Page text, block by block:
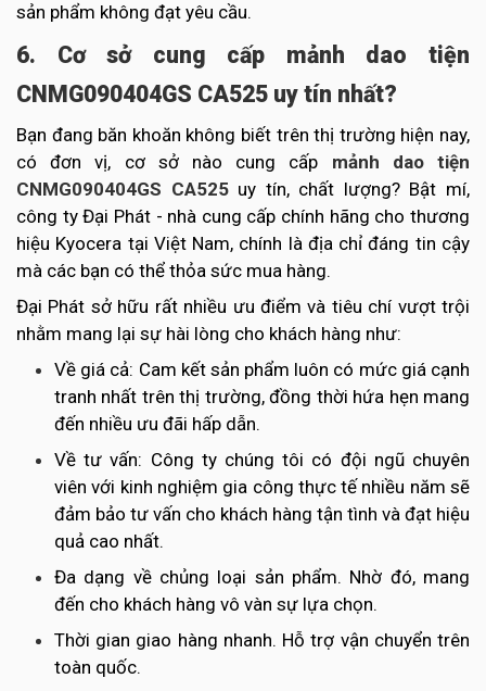
sản phẩm không đạt yêu cầu.
6. Cơ sở cung cấp mảnh dao tiện
CNMG090404GS CA525 uy tín nhất?
Bạn đang băn khoăn không biết trên thị trường hiện nay,
có đơn vị, cơ sở nào cung cấp mảnh dao tiện
CNMG090404GS CA525uy tín, chất lượng? Bật mí,
công ty Đại Phát - nhà cung cấp chính hãng cho thương
hiệu Kyocera tại Việt Nam, chính là địa chỉ đáng tin cậy
mà các bạn có thể thỏa sức mua hàng.
Đại Phát sở hữu rất nhiều ưu điểm và tiêu chí vượt trội
nhằm mang lại sự hài lòng cho khách hàng như:
Về giá cả: Cam kết sản phẩm luôn có mức giá cạnh
tranh nhất trên thị trường, đồng thời hứa hẹn mang
đến nhiều ưu đãi hấp dẫn.
Về tư vấn: Công ty chúng tôi có đội ngũ chuyên
viên với kinh nghiệm gia công thực tế nhiều năm sẽ
đảm bảo tư vấn cho khách hàng tận tình và đạt hiệu
quả cao nhất.
Đa dạng về chủng loại sản phẩm. Nhờ đó, mang
đến cho khách hàng vô vàn sự lựa chọn.
Thời gian giao hàng nhanh. Hỗ trợ vận chuyển trên
toàn quốc.